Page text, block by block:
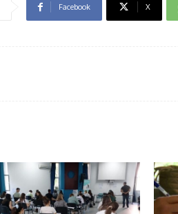
Facebook X